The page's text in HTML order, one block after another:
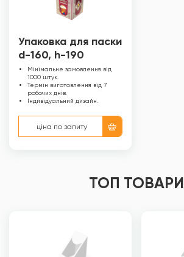
Упаковка для паски
d-160, h-190
Мінімальне замовлення від
1000 штук.
Термін виготовлення від 7
робочих днів.
Індивідуальний дизайн.
ціна по запиту
ТОП ТОВАРИ